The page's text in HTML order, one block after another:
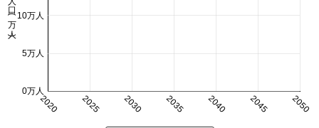
2020 2025 2030 2035 2040 2045 2050
0万人
5万人
10万人
人口 (万人)